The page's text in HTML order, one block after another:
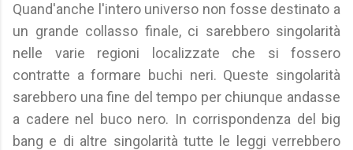
Quand'anche l'intero universo non fosse destinato a
un grande collasso finale, ci sarebbero singolarità
nelle varie regioni localizzate che si fossero
contratte a formare buchi neri. Queste singolarità
sarebbero una fine del tempo per chiunque andasse
a cadere nel buco nero. In corrispondenza del big
bang e di altre singolarità tutte le leggi verrebbero